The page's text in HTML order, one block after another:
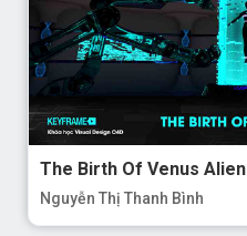
The Birth Of Venus Alien
Nguyễn Thị Thanh Bình